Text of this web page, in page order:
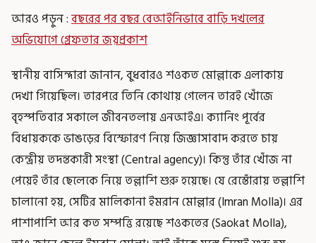
আরও পড়ুন :বছরের পর বছর বেআইনিভাবে বাড়ি দখলের
অভিযোগে গ্রেফতার জয়প্রকাশ
স্থানীয় বাসিন্দারা জানান, বুধবারও শওকত মোল্লাকে এলাকায়
দেখা গিয়েছিল। তারপরে তিনি কোথায় গেলেন তারই খোঁজে
বৃহস্পতিবার সকালে জীবনতলায় এনআইএ। ক্যানিং পূর্বের
বিধায়ককে ভাঙড়ের বিস্ফোরণ নিয়ে জিজ্ঞাসাবাদ করতে চায়
কেন্দ্রীয় তদন্তকারী সংস্থা (Central agency)। কিন্তু তাঁর খোঁজ না
পেয়েই তাঁর ছেলেকে নিয়ে তল্লাশি শুরু হয়েছে। যে রেস্তোঁরায় তল্লাশি
চালানো হয়, সেটির মালিকানা ইমরান মোল্লার (Imran Molla)। এর
পাশাপাশি আর কত সম্পত্তি রয়েছে শওকতের (Saokat Molla),